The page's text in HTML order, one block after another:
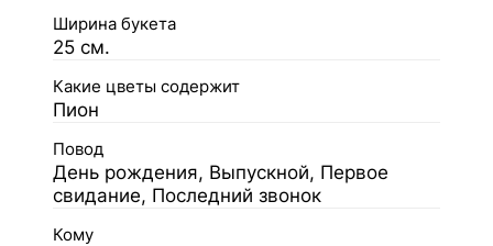
Ширина букета
25 см.
Какие цветы содержит
Пион
Повод
День рождения, Выпускной, Первое
свидание, Последний звонок
Кому